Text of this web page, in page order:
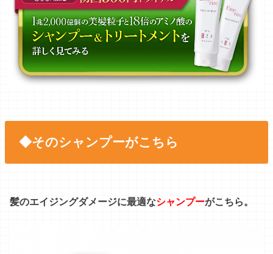
◆そのシャンプーがこちら
髪のエイジングダメージに最適なシャンプーがこちら。